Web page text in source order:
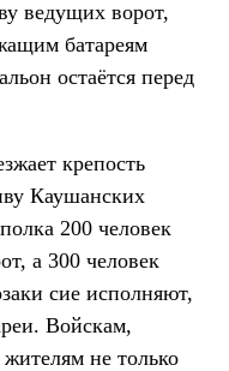
ведущих ворот,
батареям
остаётся перед
крепость
Каушанских
200 человек
а 300 человек
сие исполняют,
Войскам,
не только